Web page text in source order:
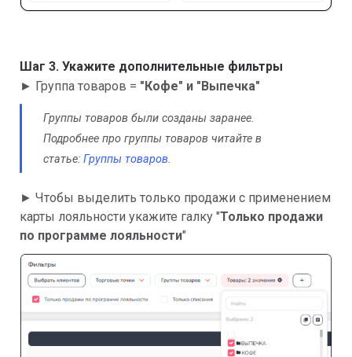
Шаг 3. Укажите дополнительные фильтры
► Группа товаров = "Кофе" и "Выпечка"
Группы товаров были созданы заранее.
Подробнее про группы товаров читайте в
статье: Группы товаров.
► Чтобы выделить только продажи с применением
карты лояльности укажите галку "Только продажи
по программе лояльности"